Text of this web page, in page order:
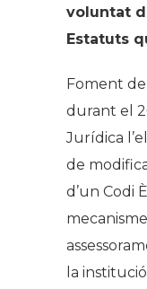
voluntat
Estatuts
Foment
durant el
Jurídica
de
d’un Codi
la